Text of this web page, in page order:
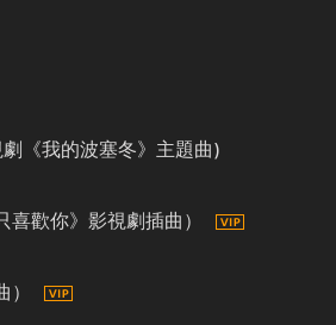
劇《我的波塞冬》主題曲)
歡你》影視劇插曲）